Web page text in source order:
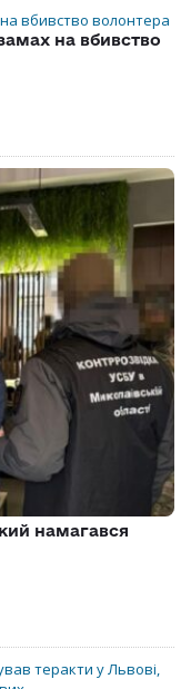
на вбивство
намагався